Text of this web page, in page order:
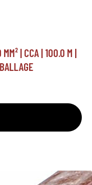
| CCA | 100.0 M |